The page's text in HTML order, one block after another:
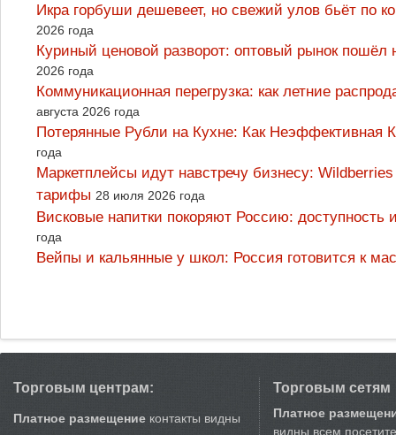
Икра горбуши дешевеет, но свежий улов бьёт по
2026 года
Куриный ценовой разворот: оптовый рынок
2026 года
Коммуникационная перегрузка: как летние
августа 2026 года
Потерянные Рубли на Кухне: Как
года
Маркетплейсы идут навстречу бизнесу:
тарифы 28 июля 2026 года
Висковые напитки покоряют Россию:
года
Вейпы и кальянные у школ: Россия готовится к
Торговым центрам:
Платное размещение контакты видны
Торговым сетям
Платное
видны всем